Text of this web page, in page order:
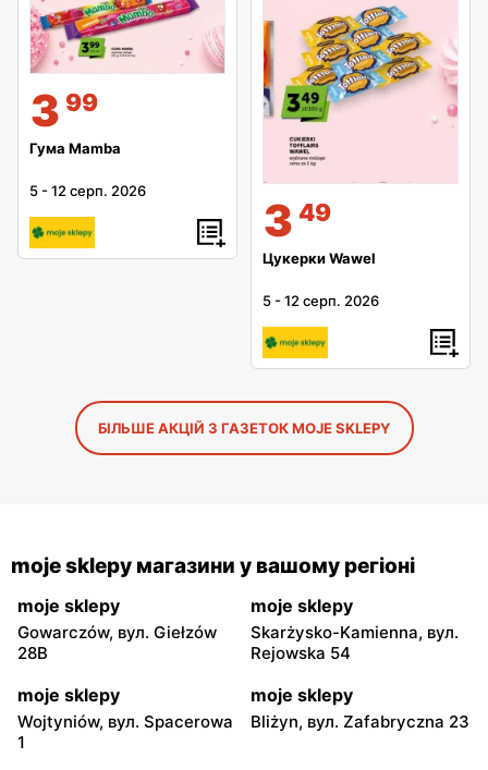
3 99
Гума Mamba
5 -12 серп. 2026
3 49
Цукерки Wawel
5 -12 серп. 2026
БІЛЬШЕ АКЦІЙ З ГАЗЕТОК MOJE SKLEPY
moje sklepy магазини у вашому регіоні
moje sklepy
Gowarczów, вул. Giełzów
28B
moje sklepy
Skarżysko-Kamienna, вул.
Rejowska 54
moje sklepy
Wojtyniów, вул. Spacerowa
1
moje sklepy
Bliżyn, вул. Zafabryczna 23